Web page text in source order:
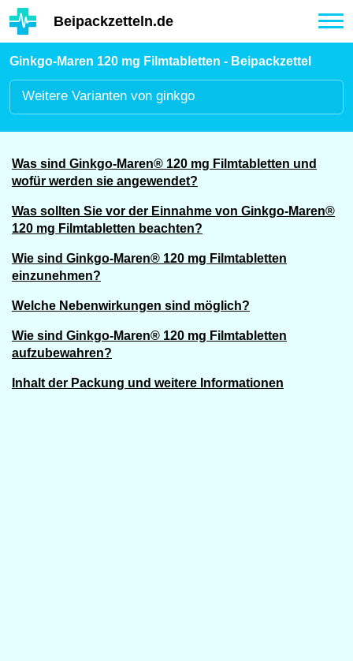
Hauptinhalt
Beipackzetteln.de
Ginkgo-Maren 120 mg Filmtabletten - Beipackzettel
Weitere Varianten von ginkgo
Was sind Ginkgo-Maren® 120 mg Filmtabletten und
wofür werden sie angewendet?
Was sollten Sie vor der Einnahme von Ginkgo-Maren®
120 mg Filmtabletten beachten?
Wie sind Ginkgo-Maren® 120 mg Filmtabletten
einzunehmen?
Welche Nebenwirkungen sind möglich?
Wie sind Ginkgo-Maren® 120 mg Filmtabletten
aufzubewahren?
Inhalt der Packung und weitere Informationen